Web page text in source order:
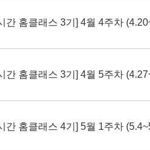
간 홈클래스 3기] 4월 4주차
간 홈클래스 3기] 4월 5주차
간 홈클래스 4기] 5월 1주차